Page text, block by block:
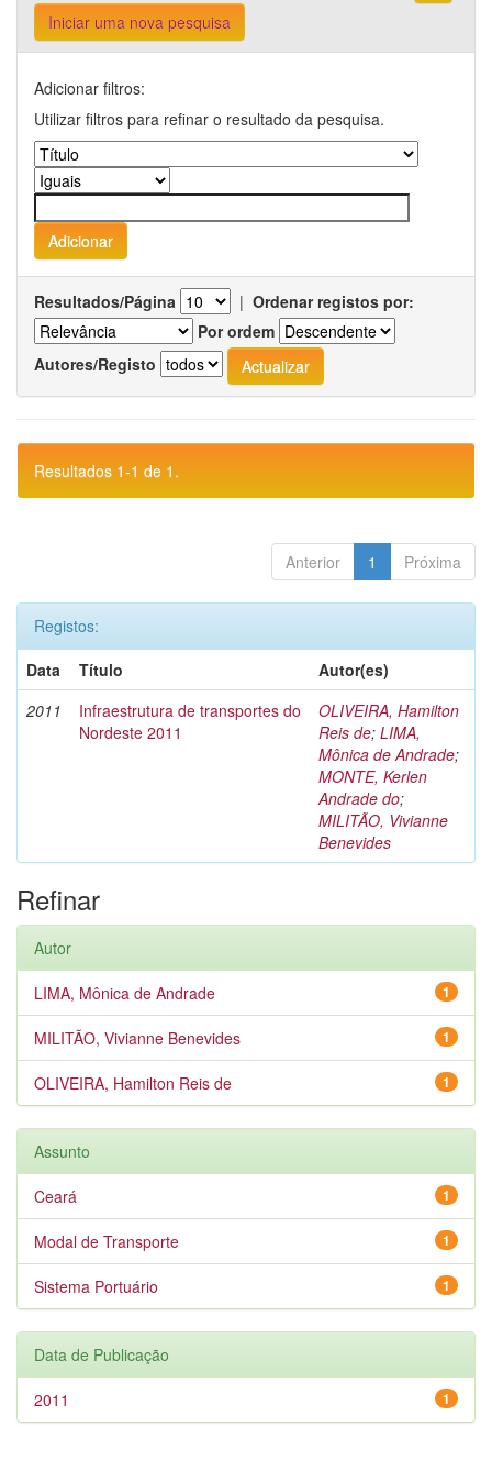
Iniciar uma nova pesquisa
Adicionar filtros:
Utilizar filtros para refinar o resultado da pesquisa.
Resultados/Página | Ordenar registos por:
Por ordem
Autores/Registo
Resultados 1-1 de 1.
Anterior 1 Próxima
Registos:
Data
Título
Autor(es)
2011
Infraestrutura de transportes do
Nordeste 2011
OLIVEIRA, Hamilton
Reis de; LIMA,
Mônica de Andrade;
MONTE, Kerlen
Andrade do;
MILITÃO, Vivianne
Benevides
Refinar
Autor
1
LIMA, Mônica de Andrade
1
MILITÃO, Vivianne Benevides
1
OLIVEIRA, Hamilton Reis de
Assunto
1
Ceará
1
Modal de Transporte
1
Sistema Portuário
Data de Publicação
1
2011